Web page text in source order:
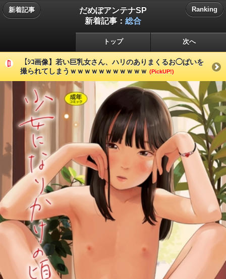
新着記事
だめぽアンテナSP
新着記事： 総合
Ranking
トップ 次へ
【ｼｺ画像】若い巨乳女さん、ハリのありまくるお◯ぱいを
撮られてしまうｗｗｗｗｗｗｗｗｗｗｗ (PickUP!)